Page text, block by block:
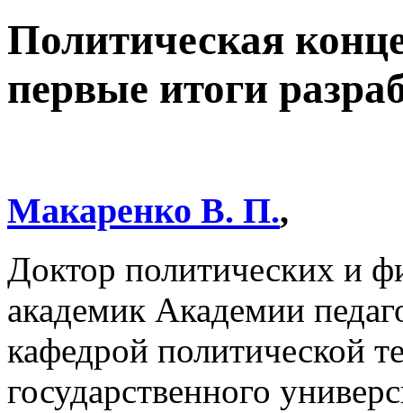
Политическая
первые итоги
Макаренко В. П.,
Доктор политических и
академик Академии
кафедрой политической
государственного